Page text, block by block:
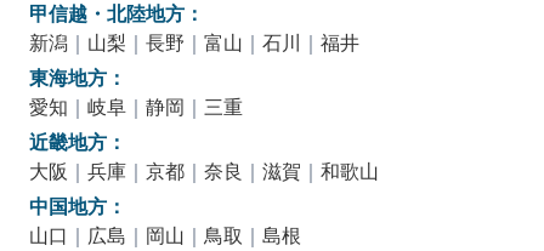
甲信越・北陸地方：
新潟 ｜ 山梨 ｜ 長野 ｜ 富山 ｜ 石川 ｜ 福井
東海地方：
愛知 ｜ 岐阜｜ 静岡 ｜ 三重
近畿地方：
大阪 ｜ 兵庫｜ 京都｜ 奈良 ｜ 滋賀 ｜ 和歌山
中国地方：
山口 ｜ 広島 ｜ 岡山 ｜ 鳥取 ｜ 島根